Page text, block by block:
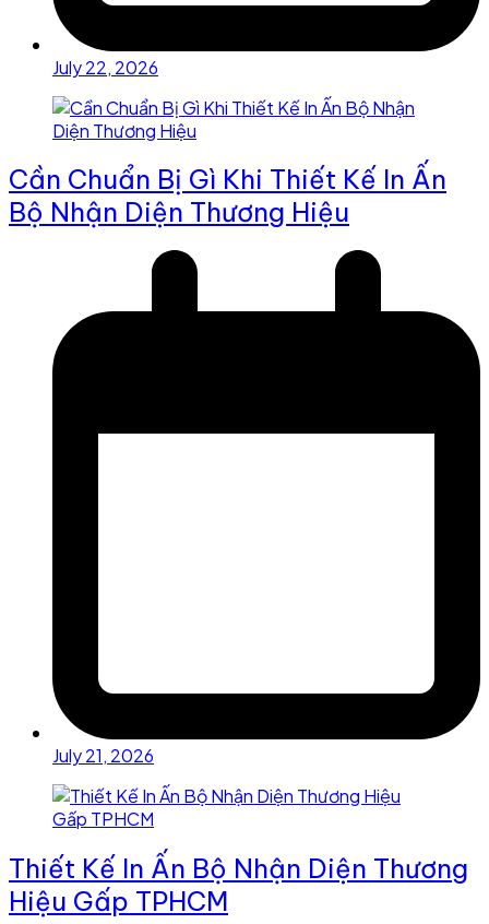
July 22, 2026
Cần Chuẩn Bị Gì Khi Thiết Kế In Ấn
Bộ Nhận Diện Thương Hiệu
July 21, 2026
Thiết Kế In Ấn Bộ Nhận Diện Thương
Hiệu Gấp TPHCM